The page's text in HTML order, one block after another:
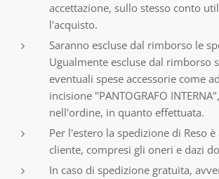
accettazione, sullo stesso conto
l'acquisto.
Saranno escluse dal rimborso le
Ugualmente escluse dal rimborso
eventuali spese accessorie come
incisione "PANTOGRAFO
nell'ordine, in quanto effettuata.
Per l'estero la spedizione di Reso è
cliente, compresi gli oneri e dazi
In caso di spedizione gratuita,